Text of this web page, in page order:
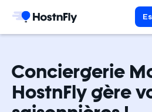
Conciergerie
HostnFly gère